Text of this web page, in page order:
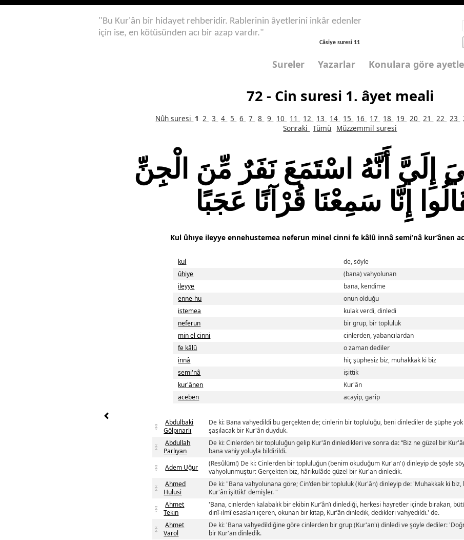
"Bu Kur'ân bir hidayet rehberidir. Rablerinin âyetlerini inkâr edenler
için ise, en kötüsünden acı bir azap vardır."
Câsiye suresi 11
Sureler Yazarlar Konulara göre
72 - Cin suresi 1. âyet meali
Nûh suresi 1 2 3 4 5 6 7 8 9 10 11 12 13 14 15 16 17 18 19 20 21 22 23
Sonraki
Tümü Müzzemmil suresi
إِلَيَّ أَنَّهُ اسْتَمَعَ نَفَرٌ مِّنَ الْجِنِّ
إِنَّا سَمِعْنَا قُرْآنًا عَجَبًا
Kul ûhıye ileyye ennehustemea neferun minel cinni fe kâlû innâ semi’nâ kur’ânen
kul
de, söyle
ûhiye
(bana) vahyolunan
ileyye
bana, kendime
enne-hu
onun olduğu
istemea
kulak verdi, dinledi
neferun
bir grup, bir topluluk
min el cinni
cinlerden, yabancılardan
fe kâlû
o zaman dediler
innâ
hiç şüphesiz biz, muhakkak ki biz
semi'nâ
işittik
kur'ânen
Kur'ân
aceben
acayip, garip
Abdulbaki
Gölpınarlı
De ki: Bana vahyedildi bu gerçekten de; cinlerin bir topluluğu, beni dinlediler de şüphe
şaşılacak bir Kur'ân duyduk.
Abdullah
Parlıyan
De ki: Cinlerden bir topluluğun gelip Kur'ân dinledikleri ve sonra da: “Biz ne güzel bir
bana vahiy yoluyla bildirildi.
Adem Uğur
(Resûlüm!) De ki: Cinlerden bir topluluğun (benim okuduğum Kur'an'ı) dinleyip de şöyle
vahyolunmuştur: Gerçekten biz, hârikulâde güzel bir Kur'an dinledik.
Ahmed
Hulusi
De ki: "Bana vahyolunana göre; Cin'den bir topluluk (Kur'ân) dinleyip de: 'Muhakkak ki
Kur'ân işittik!' demişler. "
Ahmet
Tekin
'Bana, cinlerden kalabalık bir ekibin Kur’ân’ı dinlediği, herkesi hayretler içinde bırakan,
dinî-ilmî esasları içeren, okunan bir kitap, Kur’ân dinledik, dedikleri vahyedildi.' de.
Ahmet
Varol
De ki: 'Bana vahyedildiğine göre cinlerden bir grup (Kur'an'ı) dinledi ve şöyle dediler:
bir Kur'an dinledik.